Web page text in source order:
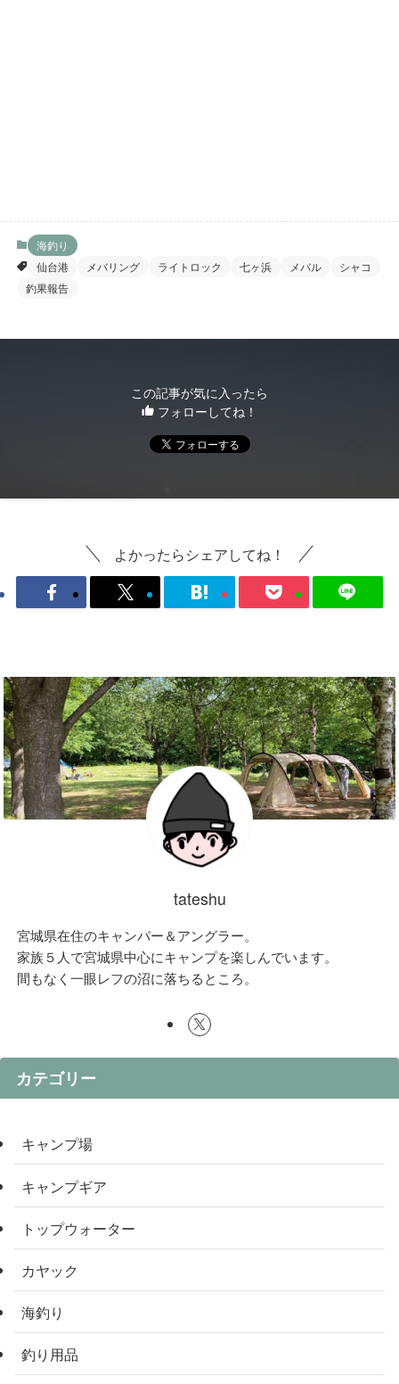
海釣り
仙台港
メバリング ライトロック 七ヶ浜 メバル
シャコ
釣果報告
この記事が気に入ったら
フォローしてね！
よかったらシェアしてね！
tateshu
宮城県在住のキャンパー＆アングラー。
家族５人で宮城県中心にキャンプを楽しんでいます。
間もなく一眼レフの沼に落ちるところ。
カテゴリー
キャンプ場
キャンプギア
トップウォーター
カヤック
海釣り
釣り用品